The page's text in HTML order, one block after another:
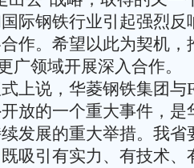
际钢铁行业引起强烈反
作。希望以此为契机，
广领域开展深入合作。
说，华菱钢铁集团与
放的一个重大事件，是
发展的重大举措。我省
吸引有实力、有技术、